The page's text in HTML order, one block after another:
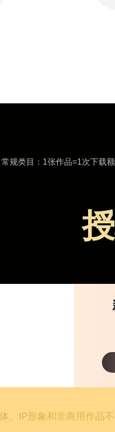
常规类目：1张作品=1次下载
、IP形象和非商用作品不